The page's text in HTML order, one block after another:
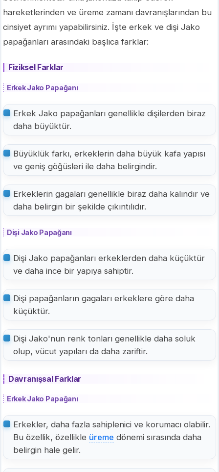
hareketlerinden ve üreme zamanı davranışlarından bu
cinsiyet ayrımı yapabilirsiniz. İşte erkek ve dişi Jako
papağanları arasındaki başlıca farklar:
Fiziksel Farklar
Erkek Jako Papağanı
Erkek Jako papağanları genellikle dişilerden biraz
daha büyüktür.
Büyüklük farkı, erkeklerin daha büyük kafa yapısı
ve geniş göğüsleri ile daha belirgindir.
Erkeklerin gagaları genellikle biraz daha kalındır ve
daha belirgin bir şekilde çıkıntılıdır.
Dişi Jako Papağanı
Dişi Jako papağanları erkeklerden daha küçüktür
ve daha ince bir yapıya sahiptir.
Dişi papağanların gagaları erkeklere göre daha
küçüktür.
Dişi Jako'nun renk tonları genellikle daha soluk
olup, vücut yapıları da daha zariftir.
Davranışsal Farklar
Erkek Jako Papağanı
Erkekler, daha fazla sahiplenici ve korumacı olabilir.
Bu özellik, özellikle üreme dönemi sırasında daha
belirgin hale gelir.